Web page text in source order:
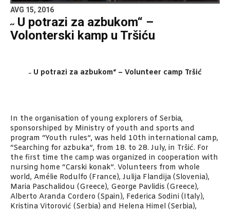
AVG 15, 2016
˶ U potrazi za azbukom“ –
Volonterski kamp u Tršiću
˶ U potrazi za azbukom“ – Volunteer camp Tršić
In the organisation of young explorers of Serbia,
sponsorshiped by Ministry of youth and sports and
program “Youth rules”, was held 10th international camp,
“Searching for azbuka”, from 18. to 28. July, in Tršić. For
the first time the camp was organized in cooperation with
nursing home “Carski konak”. Volunteers from whole
world, Amélie Rodulfo (France), Julija Flandija (Slovenia),
Maria Paschalidou (Greece), George Pavlidis (Greece),
Alberto Aranda Cordero (Spain), Federica Sodini (Italy),
Kristina Vitorović (Serbia) and Helena Himel (Serbia),